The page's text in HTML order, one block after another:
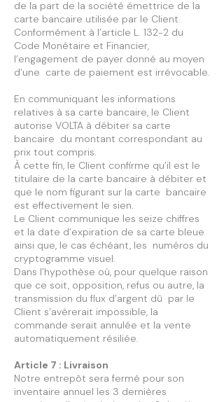
de la part de la société émettrice de la
carte bancaire utilisée par le Client.
Conformément à l’article L. 132-2 du
Code Monétaire et Financier,
l’engagement de payer donné au moyen
d’une carte de paiement est irrévocable.
En communiquant les informations
relatives à sa carte bancaire, le Client
autorise VOLTA à débiter sa carte
bancaire du montant correspondant au
prix tout compris.
À cette fin, le Client confirme qu’il est le
titulaire de la carte bancaire à débiter et
que le nom figurant sur la carte bancaire
est effectivement le sien.
Le Client communique les seize chiffres
et la date d’expiration de sa carte bleue
ainsi que, le cas échéant, les numéros du
cryptogramme visuel.
Dans l’hypothèse où, pour quelque raison
que ce soit, opposition, refus ou autre, la
transmission du flux d’argent dû par le
Client s’avèrerait impossible, la
commande serait annulée et la vente
automatiquement résiliée.
Article 7 : Livraison
Notre entrepôt sera fermé pour son
inventaire annuel les 3 dernières